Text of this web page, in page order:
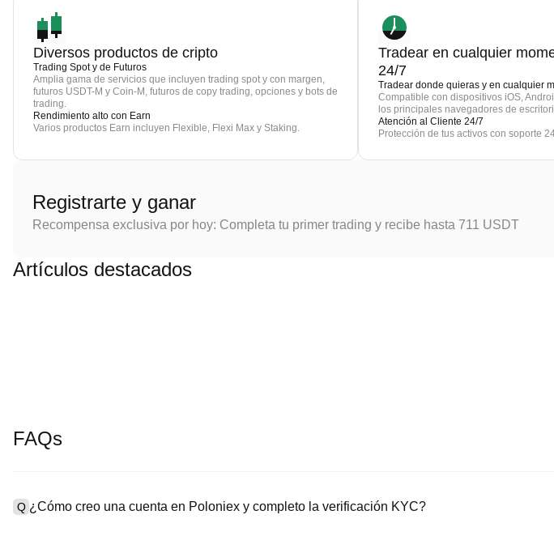
Diversos productos de cripto
Trading Spot y de Futuros
Amplia gama de servicios que incluyen trading spot y con margen,
futuros USDT-M y Coin-M, futuros de copy trading, opciones y bots de
trading.
Rendimiento alto con Earn
Varios productos Earn incluyen Flexible, Flexi Max y Staking.
Tradear en cualquier
24/7
Tradear donde quieras y en cualquier
Compatible con dispositivos iOS,
los principales navegadores de
Atención al Cliente 24/7
Protección de tus activos con soporte
Registrarte y ganar
Recompensa exclusiva por hoy: Completa tu primer trading y recibe hasta 711 USDT
Artículos destacados
FAQs
Q ¿Cómo creo una cuenta en Poloniex y completo la verificación KYC?